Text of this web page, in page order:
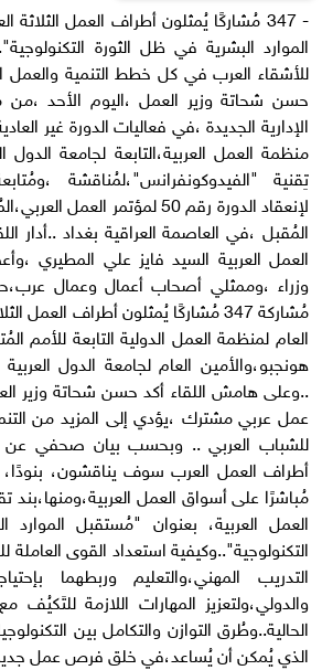
- 347 مُشاركًا يُمثلون أطراف العمل
الموارد البشرية في ظل الثورة
للأشقاء العرب في كل خطط التنمية
حسن شحاتة وزير العمل ،اليوم الأحد ،من
منظمة العمل العربية،التابعة لجامعة
تِقنية "الفيدوكونفرانس"،لمُناقشة
لإنعقاد الدورة رقم 50 لمؤتمر
المُقبل ،في العاصمة العراقية بغداد ..أدار
العمل العربية السيد فايز علي المطيري
وزراء ،وممثلي أصحاب أعمال وعمال
مُشاركة 347 مُشاركًا يُمثلون أطراف
العام لمنظمة العمل الدولية التابعة للأمم
هونجبو،والأمين العام لجامعة الدول
..وعلى هامش اللقاء أكد حسن شحاتة وزير
عمل عربي مشترك ،يؤدي إلى المزيد من
للشباب العربي .. وبحسب بيان صحفي عن
أطراف العمل العرب سوف يناقشون، بنودًا،
مُباشرًا على أسواق العمل العربية،ومنها،بند
العمل العربية، بعنوان "مُستقبل
التكنولوجية"..وكيفية استعداد القوى العاملة
التدريب المهني،والتعليم وربطهما
والدولي،ولتعزيز المهارات اللازمة للتَكيُف
الحالية..وطُرق التوازن والتكامل بين
الذي يُمكن أن يُساعد،في خلق فرص عمل